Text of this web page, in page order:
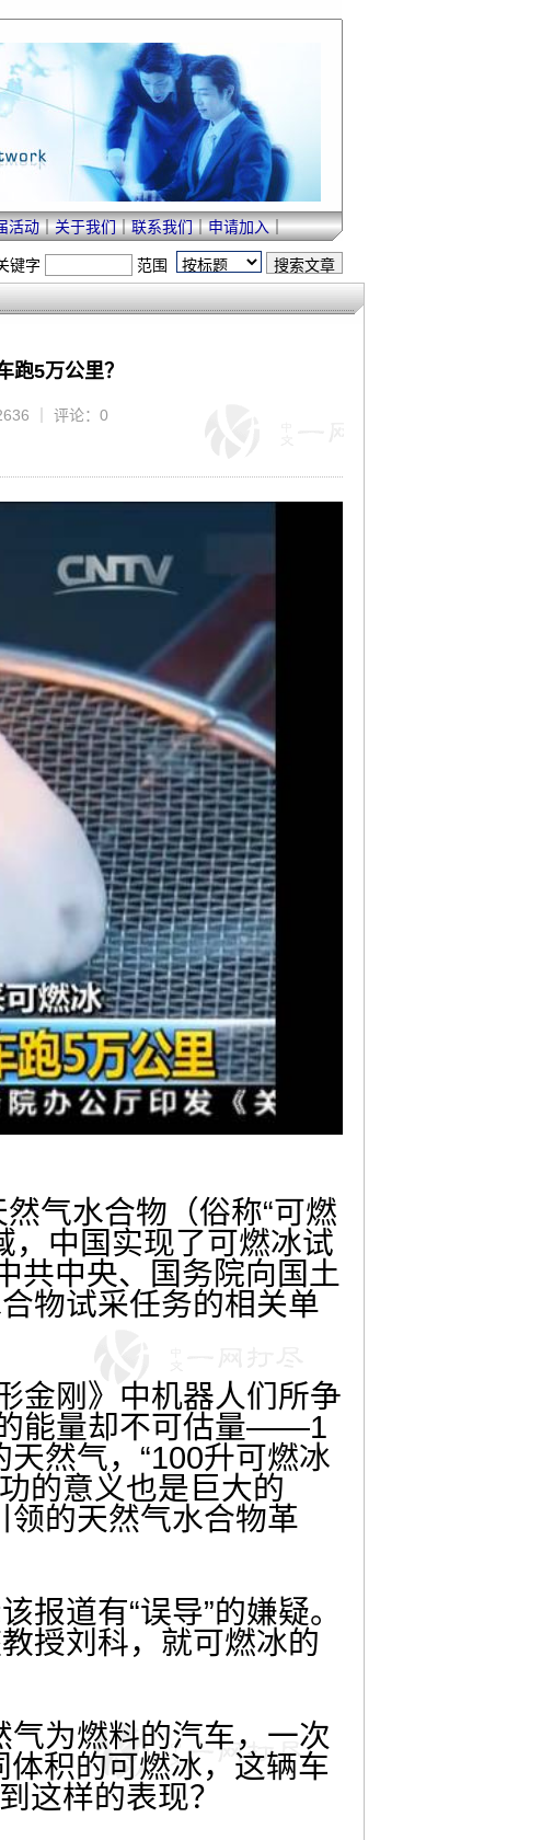
活动｜关于我们｜联系我们｜申请加入｜
键字 范围
跑5万公里？
｜ 评论：0
气水合物（俗称“可燃
，中国实现了可燃冰试
共中央、国务院向国土
物试采任务的相关单
金刚》中机器人们所争
的能量却不可估量——1
然气，“100升可燃冰
的意义也是巨大的
的天然气水合物革
道有“误导”的嫌疑。
授刘科，就可燃冰的
气为燃料的汽车，一次
积的可燃冰，这辆车
这样的表现？